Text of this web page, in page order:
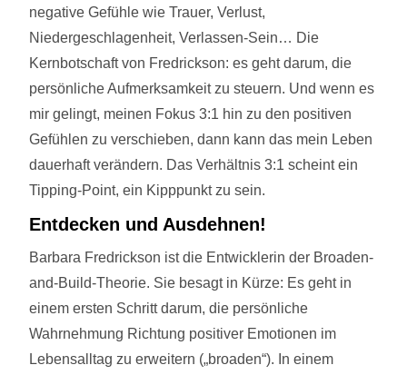
negative Gefühle wie Trauer, Verlust,
Niedergeschlagenheit, Verlassen-Sein… Die
Kernbotschaft von Fredrickson: es geht darum, die
persönliche Aufmerksamkeit zu steuern. Und wenn es
mir gelingt, meinen Fokus 3:1 hin zu den positiven
Gefühlen zu verschieben, dann kann das mein Leben
dauerhaft verändern. Das Verhältnis 3:1 scheint ein
Tipping-Point, ein Kipppunkt zu sein.
Entdecken und Ausdehnen!
Barbara Fredrickson ist die Entwicklerin der Broaden-
and-Build-Theorie. Sie besagt in Kürze: Es geht in
einem ersten Schritt darum, die persönliche
Wahrnehmung Richtung positiver Emotionen im
Lebensalltag zu erweitern („broaden“). In einem